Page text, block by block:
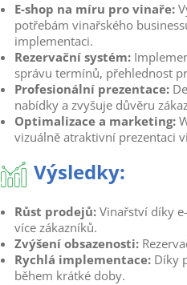
E-shop na míru pro vinaře:
potřebám vinařského
implementaci.
Rezervační systém:
správu termínů, přehlednost
Profesionální prezentace:
nabídky a zvyšuje důvěru
Optimalizace a marketing:
vizuálně atraktivní prezentaci
Výsledky:
Růst prodejů: Vinařství díky
více zákazníků.
Zvýšení obsazenosti:
Rychlá implementace: Díky
během krátké doby.